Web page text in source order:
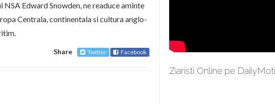
Edward Snowden, ne readuce aminte
Centrala, continentala si cultura anglo-
Share Twitter Facebook
Ziaristi Online pe